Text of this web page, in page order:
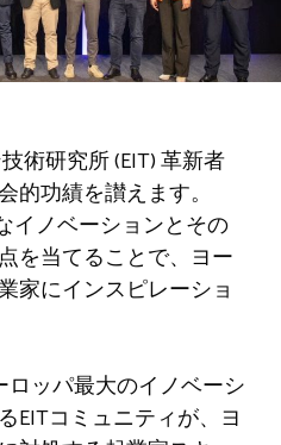
術研究所 (EIT)革新者
的功績を讃えます。
イノベーションとその
を当てることで、ヨー
家にインスピレーショ
ロッパ最大のイノベーシ
EITコミュニティが、ヨ